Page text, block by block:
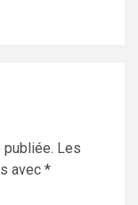
Les
avec *